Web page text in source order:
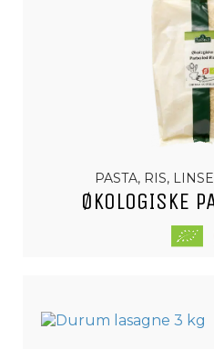
PASTA, RIS,
ØKOLOGISKE